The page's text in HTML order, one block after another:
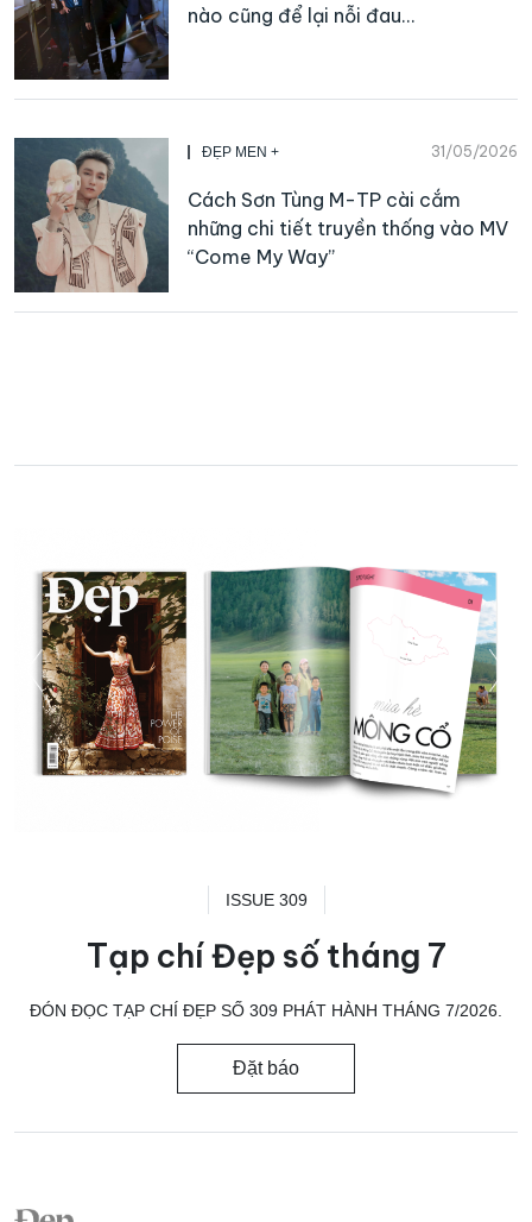
nào cũng để lại nỗi đau…
ĐẸP MEN + 31/05/2026
Cách Sơn Tùng M-TP cài cắm
những chi tiết truyền thống vào MV
“Come My Way”
ISSUE 309
Tạp chí Đẹp số tháng 7
ĐÓN ĐỌC TẠP CHÍ ĐẸP SỐ 309 PHÁT HÀNH THÁNG 7/2026.
Đặt báo